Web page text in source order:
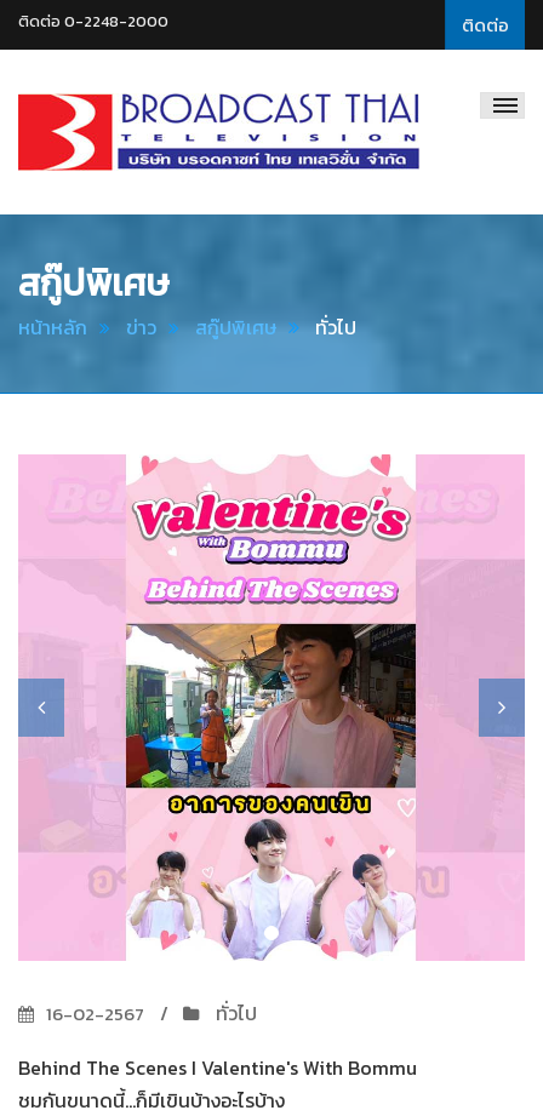
ติดต่อ
ติดต่อ 0-2248-2000
Thai
สกู๊ปพิเศษ
หน้าหลัก ข่าว สกู๊ปพิเศษ ทั่วไป
16-02-2567
ทั่วไป
Behind The Scenes I Valentine's With Bommu
ชมกันขนาดนี้...ก็มีเขินบ้างอะไรบ้าง